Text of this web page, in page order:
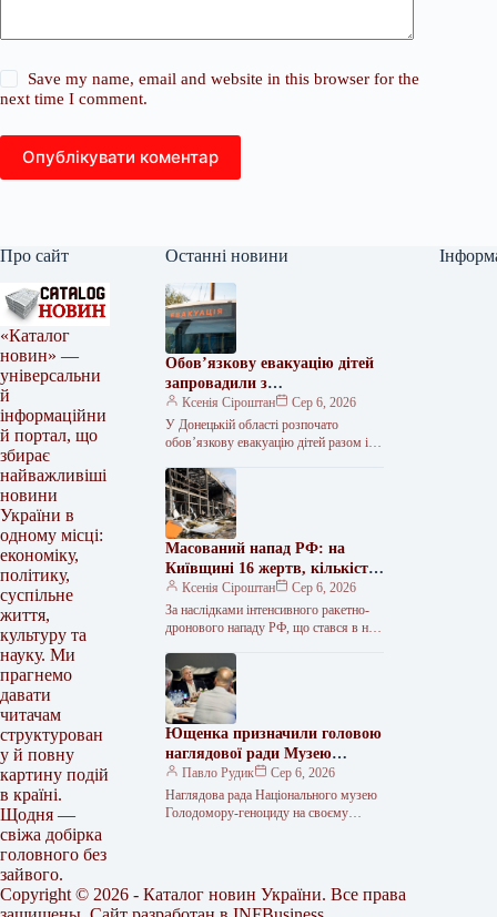
Save my name, email and website in this browser for the
next time I comment.
Опублікувати коментар
Про сайт
«Каталог
новин» —
універсальни
й
інформаційни
й портал, що
збирає
найважливіші
новини
України в
одному місці:
економіку,
політику,
суспільне
життя,
культуру та
науку. Ми
прагнемо
давати
читачам
структурован
у й повну
картину подій
в країні.
Щодня —
свіжа добірка
головного без
зайвого.
Останні новини
Обов’язкову евакуацію дітей
запровадили з
найнебезпечніших зон
Краматорська та двох сусідніх
селищ.
Ксенія Сіроштан
Сер 6, 2026
У Донецькій області розпочато
обов’язкову евакуацію дітей разом із
Красноторка та Біленьке, а також
найбільш вразливих…
Масований напад РФ: на
Київщині 16 жертв, кількість
поранених сягнула 36
Ксенія Сіроштан
Сер 6, 2026
За наслідками інтенсивного ракетно-
дронового нападу РФ, що стався в ніч
зафіксовано 36 поранених, 16 людей…
Ющенка призначили головою
наглядової ради Музею
Голодомору
Павло Рудик
Сер 6, 2026
Наглядова рада Національного музею
Голодомору-геноциду на своєму
Copyright © 2026 - Каталог новин України. Все права